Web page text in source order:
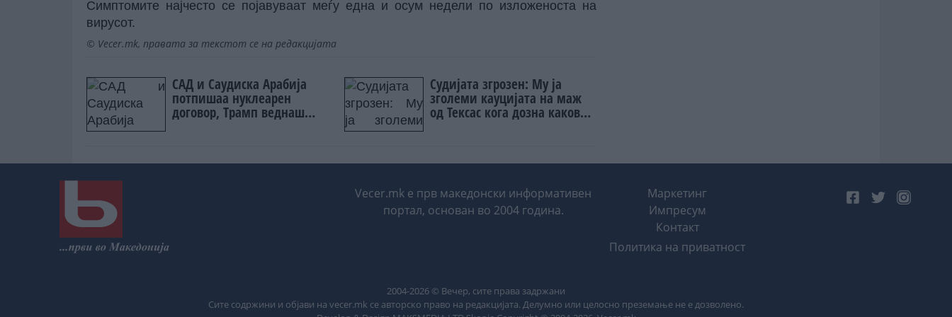
Симптомите најчесто се појавуваат меѓу една и осум недели по изложеноста на
вирусот.
© Vecer.mk, правата за текстот се на редакцијата
САД и Саудиска Арабија
потпишаа нуклеарен
договор, Трамп веднаш
постави услов
Судијата згрозен: Му ја
зголеми кауцијата на маж
од Тексас кога дозна каков
злостор направил кон бебе
Vecer.mk е прв македонски информативен
портал, основан во 2004 година.
Маркетинг
Импресум
Контакт
Политика на приватност
2004-2026 © Вечер, сите права задржани
Сите содржини и објави на vecer.mk се авторско право на редакцијата. Делумно или целосно преземање не е дозволено.